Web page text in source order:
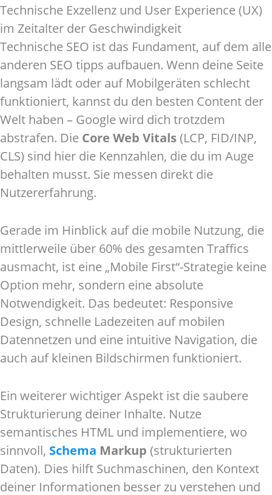
Technische Exzellenz und User Experience (UX)
im Zeitalter der Geschwindigkeit
Technische SEO ist das Fundament, auf dem alle
anderen SEO tipps aufbauen. Wenn deine Seite
langsam lädt oder auf Mobilgeräten schlecht
funktioniert, kannst du den besten Content der
Welt haben – Google wird dich trotzdem
abstrafen. Die Core Web Vitals (LCP, FID/INP,
CLS) sind hier die Kennzahlen, die du im Auge
behalten musst. Sie messen direkt die
Nutzererfahrung.
Gerade im Hinblick auf die mobile Nutzung, die
mittlerweile über 60% des gesamten Traffics
ausmacht, ist eine „Mobile First“-Strategie keine
Option mehr, sondern eine absolute
Notwendigkeit. Das bedeutet: Responsive
Design, schnelle Ladezeiten auf mobilen
Datennetzen und eine intuitive Navigation, die
auch auf kleinen Bildschirmen funktioniert.
Ein weiterer wichtiger Aspekt ist die saubere
Strukturierung deiner Inhalte. Nutze
semantisches HTML und implementiere, wo
sinnvoll, Schema Markup (strukturierten
Daten). Dies hilft Suchmaschinen, den Kontext
deiner Informationen besser zu verstehen und